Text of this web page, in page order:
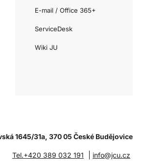
E-mail / Office 365+
ServiceDesk
Wiki JU
1645/31a, 370 05 České Budějovice
Tel.+420 389 032 191 info@jcu.cz